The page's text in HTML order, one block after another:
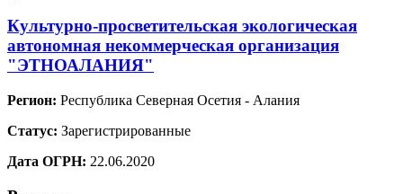
Культурно-просветительская экологическая
автономная некоммерческая организация
"ЭТНОАЛАНИЯ"
Регион: Республика Северная Осетия - Алания
Статус: Зарегистрированные
Дата ОГРН: 22.06.2020